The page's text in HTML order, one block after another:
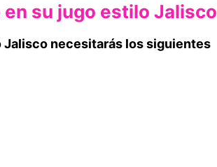
su jugo estilo Jalisco
Jalisco necesitarás los siguientes